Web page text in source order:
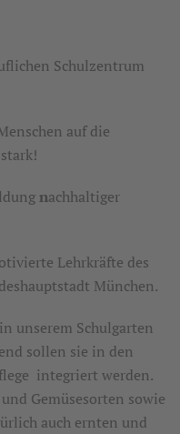
Schulzentrum
auf die
nachhaltiger
Lehrkräfte des
München.
unserem Schulgarten
sollen sie in den
integriert werden.
Gemüsesorten sowie
auch ernten und